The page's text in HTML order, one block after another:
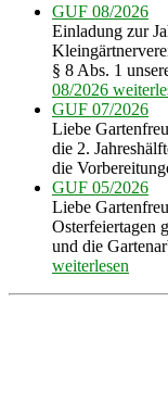
GUF 08/2026
Einladung zur
§ 8 Abs. 1
08/2026
GUF 07/2026
Liebe
die 2.
die
GUF 05/2026
Liebe
Osterfeiertagen
und die
weiterlesen